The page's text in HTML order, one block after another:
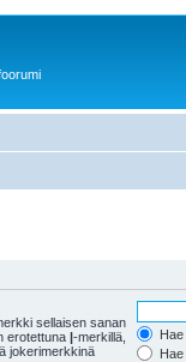
sellaisen sanan
erotettuna |-merkillä,
jokerimerkkinä